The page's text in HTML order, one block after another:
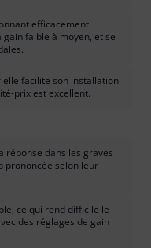
efficacement
faible à moyen, et se
elle facilite son installation
prix est excellent.
réponse dans les graves
prononcée selon leur
ce qui rend difficile le
des réglages de gain